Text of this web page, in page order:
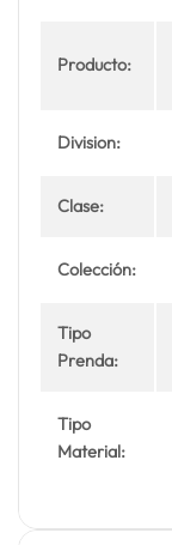
Producto:
Division:
Clase:
Colección:
Tipo
Prenda:
Tipo
Material: